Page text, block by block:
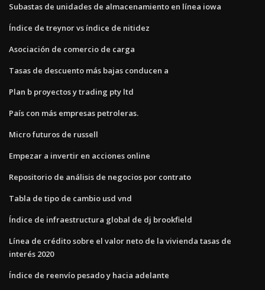
Subastas de unidades de almacenamiento en línea iowa
Índice de treynor vs índice de nitidez
Asociación de comercio de carga
Tasas de descuento más bajas conducen a
Plan b proyectos y trading pty ltd
País con más empresas petroleras.
Micro futuros de russell
Empezar a invertir en acciones online
Repositorio de análisis de negocios por contrato
Tabla de tipo de cambio usd vnd
Índice de infraestructura global de dj brookfield
Línea de crédito sobre el valor neto de la vivienda tasas de
interés 2020
Índice de reenvío pesado y hacia adelante